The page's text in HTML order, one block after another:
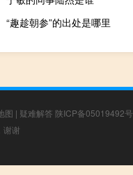
“趣趁朝参”的出处是哪里
图 | 疑难解答 陕ICP备05019492号
谢谢